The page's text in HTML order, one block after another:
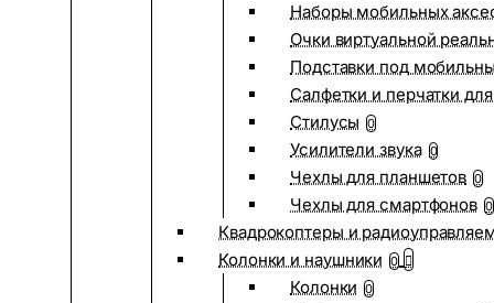
Наборы мобильных
Очки виртуальной
Подставки под
Салфетки и перчатки
Стилусы 0
Усилители звука 0
Чехлы для планшетов 0
Чехлы для смартфонов 0
Квадрокоптеры и
Колонки и наушники 0
Колонки 0